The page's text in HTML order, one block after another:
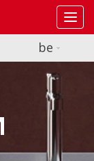
be